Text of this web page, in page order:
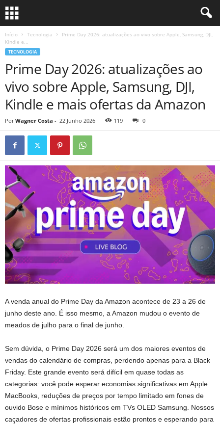
Início Tecnologia
Prime Day 2026: atualizações ao vivo sobre Apple, Samsung, DJI,
Kindle e...
TECNOLOGIA
Prime Day 2026: atualizações ao
vivo sobre Apple, Samsung, DJI,
Kindle e mais ofertas da Amazon
Por Wagner Costa - 22 Junho 2026 119 0
A venda anual do Prime Day da Amazon acontece de 23 a 26 de
junho deste ano. É isso mesmo, a Amazon mudou o evento de
meados de julho para o final de junho.
Sem dúvida, o Prime Day 2026 será um dos maiores eventos de
vendas do calendário de compras, perdendo apenas para a Black
Friday. Este grande evento será difícil em quase todas as
categorias: você pode esperar economias significativas em Apple
MacBooks, reduções de preços por tempo limitado em fones de
ouvido Bose e mínimos históricos em TVs OLED Samsung. Nossos
caçadores de ofertas profissionais estão prontos e esperando para